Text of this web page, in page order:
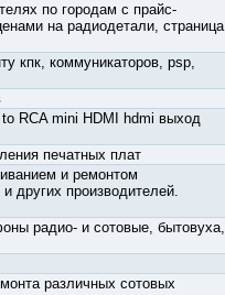
по городам с прайс-
на радиодетали, страница
кпк, коммуникаторов, psp,
RCA mini HDMI hdmi выход
печатных плат
и ремонтом
других производителей.
радио- и сотовые, бытовуха,
различных сотовых